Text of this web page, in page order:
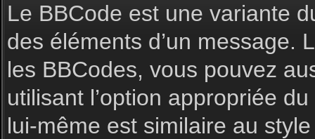
Le BBCode est une variante
des éléments d’un message.
les BBCodes, vous pouvez
utilisant l’option appropriée
lui-même est similaire au